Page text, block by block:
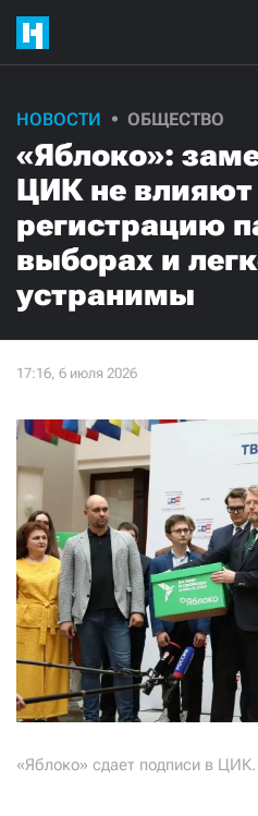
НОВОСТИ ОБЩЕСТВО
«Яблоко»:
ЦИК не влияют
регистрацию
выборах и
устранимы
«Яблоко» сдает подписи в